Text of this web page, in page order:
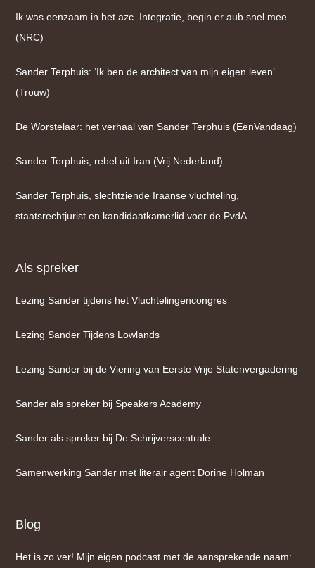
Ik was eenzaam in het azc. Integratie, begin er aub snel mee
(NRC)
Sander Terphuis: ‘Ik ben de architect van mijn eigen leven’
(Trouw)
De Worstelaar: het verhaal van Sander Terphuis (EenVandaag)
Sander Terphuis, rebel uit Iran (Vrij Nederland)
Sander Terphuis, slechtziende Iraanse vluchteling,
staatsrechtjurist en kandidaatkamerlid voor de PvdA
Als spreker
Lezing Sander tijdens het Vluchtelingencongres
Lezing Sander Tijdens Lowlands
Lezing Sander bij de Viering van Eerste Vrije Statenvergadering
Sander als spreker bij Speakers Academy
Sander als spreker bij De Schrijverscentrale
Samenwerking Sander met literair agent Dorine Holman
Blog
Het is zo ver! Mijn eigen podcast met de aansprekende naam: